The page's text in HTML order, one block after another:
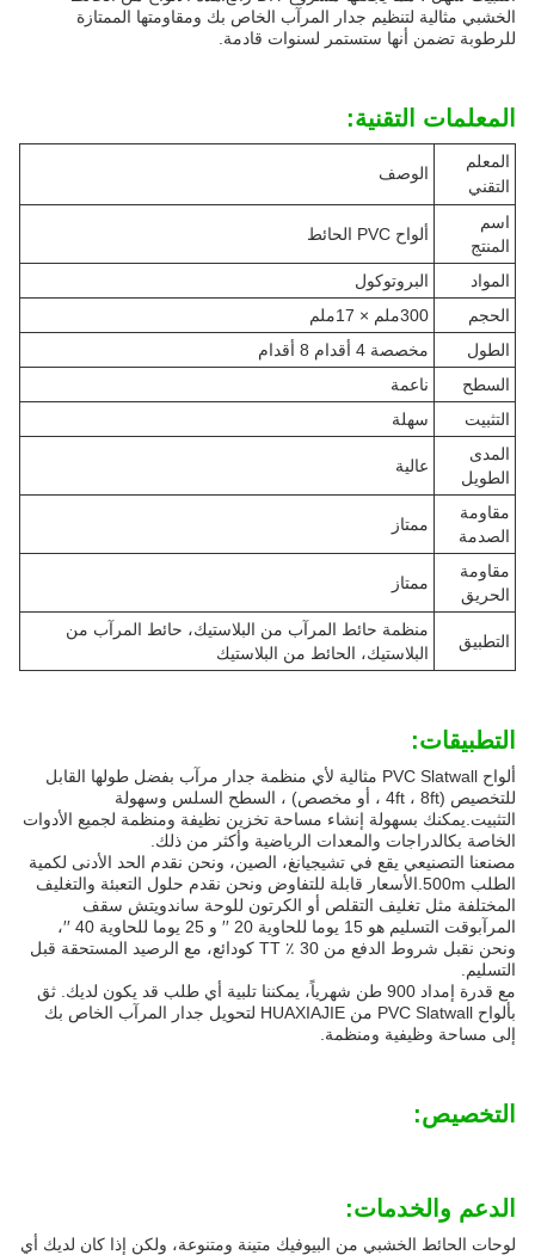
الخشبي مثالية لتنظيم جدار المرآب الخاص بك ومقاومتها الممتازة
للرطوبة تضمن أنها ستستمر لسنوات قادمة.
المعلمات التقنية:
المعلم
التقني
الوصف
اسم
المنتج
ألواح PVC الحائط
المواد
البروتوكول
الحجم
300ملم × 17ملم
الطول
مخصصة 4 أقدام 8 أقدام
السطح
ناعمة
التثبيت
سهلة
المدى
الطويل
عالية
مقاومة
الصدمة
ممتاز
مقاومة
الحريق
ممتاز
التطبيق
منظمة حائط المرآب من البلاستيك، حائط المرآب من
البلاستيك، الحائط من البلاستيك
التطبيقات:
ألواح PVC Slatwall مثالية لأي منظمة جدار مرآب بفضل طولها القابل
للتخصيص (4ft ، 8ft ، أو مخصص) ، السطح السلس وسهولة
التثبيت.يمكنك بسهولة إنشاء مساحة تخزين نظيفة ومنظمة لجميع الأدوات
الخاصة بكالدراجات والمعدات الرياضية وأكثر من ذلك.
مصنعنا التصنيعي يقع في تشيجيانغ، الصين، ونحن نقدم الحد الأدنى لكمية
الطلب 500m.الأسعار قابلة للتفاوض ونحن نقدم حلول التعبئة والتغليف
المختلفة مثل تغليف التقلص أو الكرتون للوحة ساندويتش سقف
المرآبوقت التسليم هو 15 يوما للحاوية 20 ′′ و 25 يوما للحاوية 40 ′′،
ونحن نقبل شروط الدفع من 30 ٪ TT كودائع، مع الرصيد المستحقة قبل
التسليم.
مع قدرة إمداد 900 طن شهرياً، يمكننا تلبية أي طلب قد يكون لديك. ثق
بألواح PVC Slatwall من HUAXIAJIE لتحويل جدار المرآب الخاص بك
إلى مساحة وظيفية ومنظمة.
التخصيص:
الدعم والخدمات:
لوحات الحائط الخشبي من البيوفيك متينة ومتنوعة، ولكن إذا كان لديك أي